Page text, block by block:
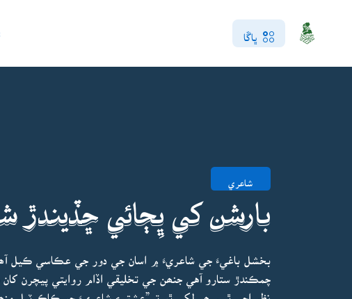
ڀاڱا
شاعري
بارشن کي ڀِڄائي ڇڏيندڙ
بخشل باغيءَ جي شاعريءَ ۾ اسان جي دور جي عڪاسي ڪيل
چمڪندڙ ستارو آهي جنھن جي تخليقي اڏام روايتي پيچرن
نظر اچي ٿي. ھو لکي ٿو تہ ”عشق ۽ شاعريءَ جو ڪاڪ ٽيل